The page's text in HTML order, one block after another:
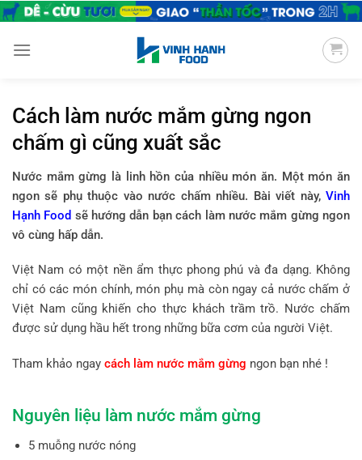
Chuyển
nội
Cách làm nước mắm gừng ngon
chấm gì cũng xuất sắc
Nước mắm gừng là linh hồn của nhiều món ăn. Một món ăn
ngon sẽ phụ thuộc vào nước chấm nhiều. Bài viết này, Vinh
Hạnh Food sẽ hướng dẫn bạn cách làm nước mắm gừng ngon
vô cùng hấp dẫn.
Việt Nam có một nền ẩm thực phong phú và đa dạng. Không
chỉ có các món chính, món phụ mà còn ngay cả nước chấm ở
Việt Nam cũng khiến cho thực khách trầm trồ. Nước chấm
được sử dụng hầu hết trong những bữa cơm của người Việt.
Tham khảo ngay cách làm nước mắm gừng ngon bạn nhé !
Nguyên liệu làm nước mắm gừng
5 muỗng nước nóng